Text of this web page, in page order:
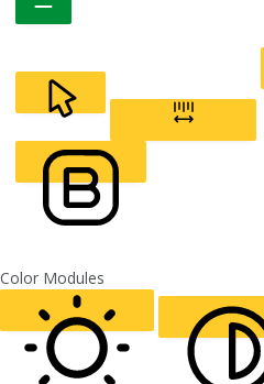
CURSOR LETTER SPACING